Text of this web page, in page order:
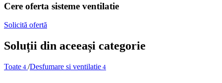
Cere oferta sisteme ventilatie
Solicită ofertă
Soluții din aceeași categorie
Toate 4 /Desfumare si ventilatie 4